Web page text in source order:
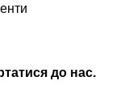
до нас.